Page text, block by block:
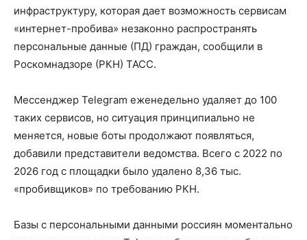
инфраструктуру, которая дает возможность сервисам
«интернет-пробива» незаконно распространять
персональные данные (ПД) граждан, сообщили в
Роскомнадзоре (РКН) ТАСС.
Мессенджер Telegram еженедельно удаляет до 100
таких сервисов, но ситуация принципиально не
меняется, новые боты продолжают появляться,
добавили представители ведомства. Всего с 2022 по
2026 год с площадки было удалено 8,36 тыс.
«пробивщиков» по требованию РКН.
Базы с персональными данными россиян моментально